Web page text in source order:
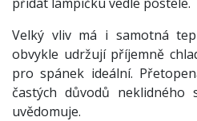
Velký vliv má i samotná
obvykle udržují příjemně
pro spánek ideální.
častých důvodů
uvědomuje.